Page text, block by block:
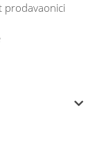
prodavaonici